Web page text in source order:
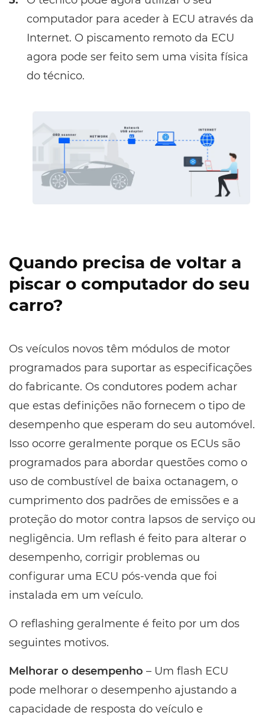
computador para aceder à ECU através da
Internet. O piscamento remoto da ECU
agora pode ser feito sem uma visita física
do técnico.
Quando precisa de voltar a
piscar o computador do seu
carro?
Os veículos novos têm módulos de motor
programados para suportar as especificações
do fabricante. Os condutores podem achar
que estas definições não fornecem o tipo de
desempenho que esperam do seu automóvel.
Isso ocorre geralmente porque os ECUs são
programados para abordar questões como o
uso de combustível de baixa octanagem, o
cumprimento dos padrões de emissões e a
proteção do motor contra lapsos de serviço ou
negligência. Um reflash é feito para alterar o
desempenho, corrigir problemas ou
configurar uma ECU pós-venda que foi
instalada em um veículo.
O reflashing geralmente é feito por um dos
seguintes motivos.
Melhorar o desempenho – Um flash ECU
pode melhorar o desempenho ajustando a
capacidade de resposta do veículo e